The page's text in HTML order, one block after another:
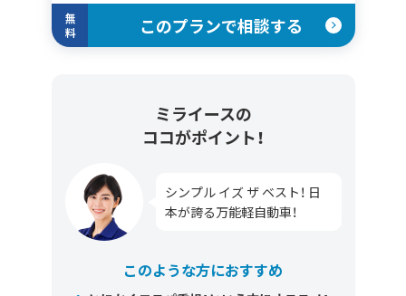
無
料
このプランで相談する
ミライースの
ココがポイント！
シンプル イズ ザ ベスト！ 日
本が誇る万能軽自動車！
このような方におすすめ